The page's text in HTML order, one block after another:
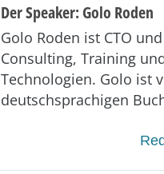
Der Speaker: Golo Roden
Golo Roden ist CTO
Consulting, Training
Technologien. Golo ist
deutschsprachigen